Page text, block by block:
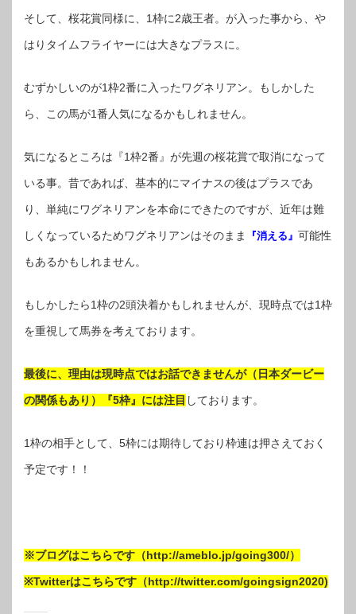
そして、桜花賞同様に、1枠に2歳王者。が入った事から、や
はりタイムフライヤーには大きなプラスに。
むずかしいのが1枠2番に入ったワグネリアン。もしかした
ら、この馬が1番人気になるかもしれません。
気になるところは『1枠2番』が先週の桜花賞で取消になって
いる事。昔であれば、基本的にマイナスの後はプラスであ
り、単純にワグネリアンを本命にできたのですが、近年は難
しくなっているためワグネリアンはそのまま 『消える』 可能性
もあるかもしれません。
もしかしたら1枠の2頭決着かもしれませんが、現時点では1枠
を重視して馬券を考えております。
最後に、理由は現時点ではお話できませんが（日本ダービー
の関係もあり）『5枠』には注目 しております。
1枠の相手として、5枠には期待しており枠連は押さえておく
予定です！！
※ブログはこちらです（http://ameblo.jp/going300/）
※Twitterはこちらです（http://twitter.com/goingsign2020)